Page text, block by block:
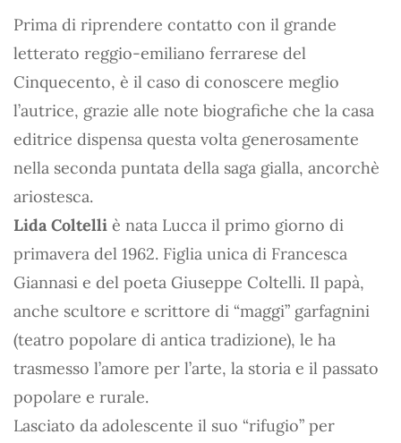
Prima di riprendere contatto con il grande
letterato reggio-emiliano ferrarese del
Cinquecento, è il caso di conoscere meglio
l’autrice, grazie alle note biografiche che la casa
editrice dispensa questa volta generosamente
nella seconda puntata della saga gialla, ancorchè
ariostesca.
Lida Coltelli è nata Lucca il primo giorno di
primavera del 1962. Figlia unica di Francesca
Giannasi e del poeta Giuseppe Coltelli. Il papà,
anche scultore e scrittore di “maggi” garfagnini
(teatro popolare di antica tradizione), le ha
trasmesso l’amore per l’arte, la storia e il passato
popolare e rurale.
Lasciato da adolescente il suo “rifugio” per